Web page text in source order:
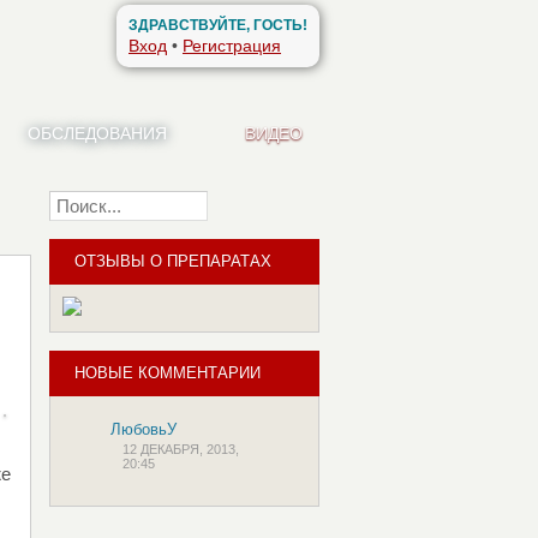
ЗДРАВСТВУЙТЕ, ГОСТЬ!
Вход • Регистрация
ОБСЛЕДОВАНИЯ ВИДЕО
ОТЗЫВЫ О ПРЕПАРАТАХ
НОВЫЕ КОММЕНТАРИИ
ЛюбовьУ
12 ДЕКАБРЯ, 2013,
20:45